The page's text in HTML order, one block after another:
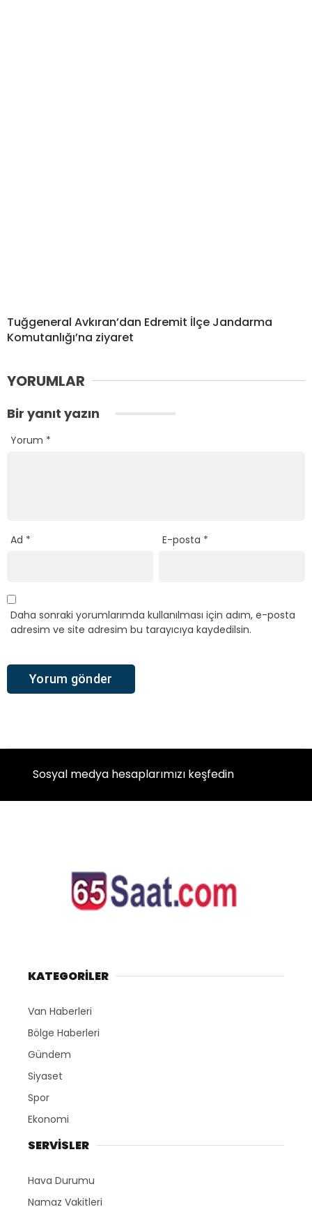
Tuğgeneral Avkıran’dan Edremit İlçe Jandarma
Komutanlığı’na ziyaret
YORUMLAR
Bir yanıt yazın
Yorum *
Ad * E-posta *
Daha sonraki yorumlarımda kullanılması için adım, e-posta
adresim ve site adresim bu tarayıcıya kaydedilsin.
Sosyal medya hesaplarımızı keşfedin
KATEGORİLER
Van Haberleri
Bölge Haberleri
Gündem
Siyaset
Spor
Ekonomi
SERVİSLER
Hava Durumu
Namaz Vakitleri